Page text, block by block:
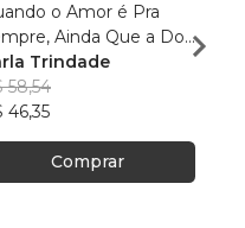
o Amor é Pra
Ainda Que a Dor
Trindade
58,54
46,35
Comprar